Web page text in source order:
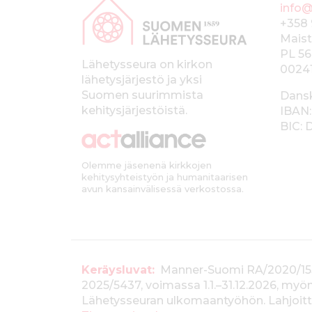
Lähetysseura on kirkon
lähetysjärjestö ja yksi
Suomen suurimmista
kehitysjärjestöistä.
Olemme jäsenenä kirkkojen
kehitysyhteistyön ja humanitaarisen
avun kansainvälisessä verkostossa.
+358
PL 56
BIC:
T
i
Keräysluvat: Manner-Suomi RA/2020/
2025/5437, voimassa 1.1.–31.12.2026,
Lähetysseuran ulkomaantyöhön.